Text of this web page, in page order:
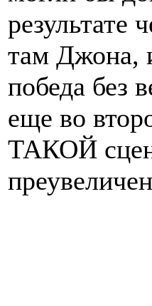
там Джона,
победа без
еще во
ТАКОЙ